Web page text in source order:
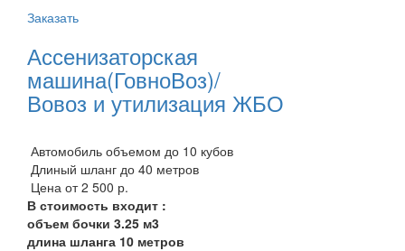
Заказать
Ассенизаторская
машина(ГовноВоз)/
Вовоз и утилизация ЖБО
Автомобиль объемом до 10 кубов
Длиный шланг до 40 метров
Цена от 2 500 р.
В стоимость входит :
объем бочки 3.25 м3
длина шланга 10 метров